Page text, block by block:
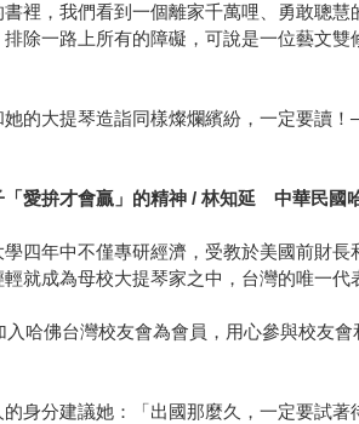
裡，我們看到一個離家千萬哩、勇敢聰
排除一路上所有的障礙，可說是一位藝文
的大提琴造詣同樣燦爛繽紛，一定要讀
「愛拚才會贏」的精神 / 林知延 中華民國
四年中不僅專研經濟，受教於美國前財
就成為母校大提琴家之中，台灣的唯一代
入哈佛台灣校友會為會員，用心參與校友
身分建議她：「出國那麼久，一定要試